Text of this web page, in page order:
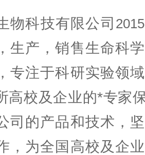
物科技有限公司 2015
生产，销售生命科
专注于科研实验领
高校及企业的*专家
司的产品和技术，
，为全国高校及企